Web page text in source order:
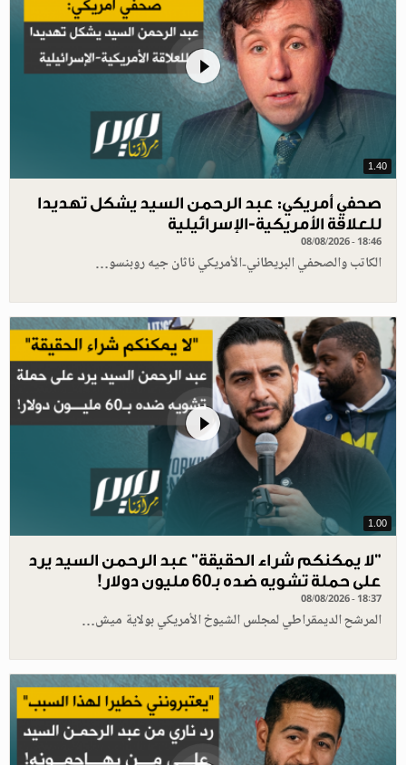
1.40
صحفي أمريكي: عبد الرحمن السيد يشكل تهديدا
للعلاقة الأمريكية-الإسرائيلية
08/08/2026 - 18:46
الكاتب والصحفي البريطاني-الأمريكي ناثان جيه روبنسو…
1.00
"لا يمكنكم شراء الحقيقة" عبد الرحمن السيد يرد
على حملة تشويه ضده بـ60 مليون دولار!
08/08/2026 - 18:37
المرشح الديمقراطي لمجلس الشيوخ الأمريكي بولاية ميش…